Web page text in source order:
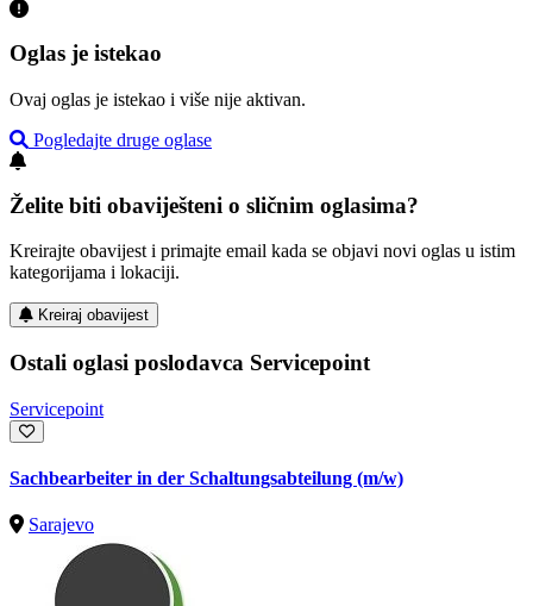
Oglas je istekao
Ovaj oglas je istekao i više nije aktivan.
Pogledajte druge oglase
Želite biti obaviješteni o sličnim oglasima?
Kreirajte obavijest i primajte email kada se objavi novi oglas u istim
kategorijama i lokaciji.
Kreiraj obavijest
Ostali oglasi poslodavca Servicepoint
Servicepoint
Sachbearbeiter in der Schaltungsabteilung (m/w)
Sarajevo